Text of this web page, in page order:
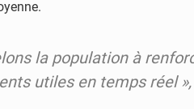
la population à
utiles en temps réel»,